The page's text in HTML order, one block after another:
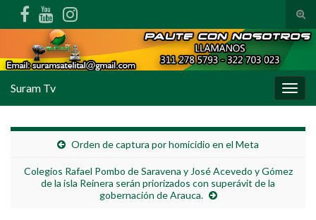
Suram Tv
Orden de captura por homicidio en el Meta
Colegios Rafael Pombo de Saravena y José Acevedo y Gómez
de la isla Reinera serán priorizados con superávit de la
gobernación de Arauca.